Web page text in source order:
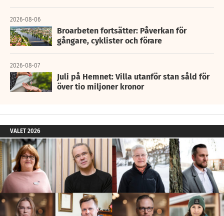
2026-08-06
Broarbeten fortsätter: Påverkan för
gångare, cyklister och förare
2026-08-07
Juli på Hemnet: Villa utanför stan såld för
över tio miljoner kronor
VALET 2026